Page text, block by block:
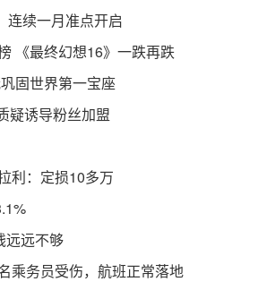
连续一月准点开启
《最终幻想16》一跌再跌
固世界第一宝座
疑诱导粉丝加盟
利：定损10多万
远远不够
乘务员受伤，航班正常落地